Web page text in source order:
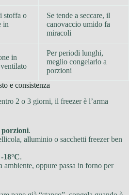
stoffa o
in
Se tende a seccare, il
canovaccio umido fa
miracoli
in
Per periodi lunghi,
meglio congelarlo a
porzioni
e consistenza
2 o 3 giorni, il freezer è l’arma
porzioni.
alluminio o sacchetti freezer ben
-18°C.
ambiente, oppure passa in forno per